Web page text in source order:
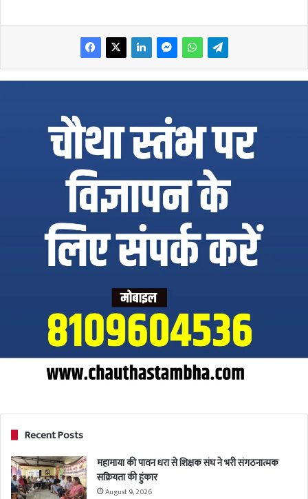
Recent Posts
महामाया की पावन धरा से शिक्षक संघ ने भरी संगठनात्मक
सक्रियता की हुंकार
August 9, 2026